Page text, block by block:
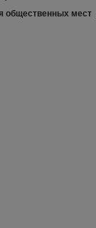
общественных